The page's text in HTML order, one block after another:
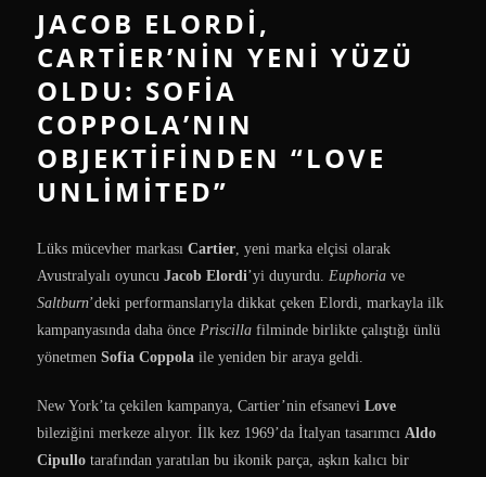
JACOB ELORDI,
CARTIER’NIN YENI YÜZÜ
OLDU: SOFIA
COPPOLA’NIN
OBJEKTIFINDEN “LOVE
UNLIMITED”
Lüks mücevher markası Cartier , yeni marka elçisi olarak
Avustralyalı oyuncu Jacob Elordi’yi duyurdu. Euphoria ve
Saltburn’deki performanslarıyla dikkat çeken Elordi, markayla ilk
kampanyasında daha önce Priscilla filminde birlikte çalıştığı ünlü
yönetmen Sofia Coppola ile yeniden bir araya geldi.
New York’ta çekilen kampanya, Cartier’nin efsanevi Love
bileziğini merkeze alıyor. İlk kez 1969’da İtalyan tasarımcı Aldo
Cipullo tarafından yaratılan bu ikonik parça, aşkın kalıcı bir